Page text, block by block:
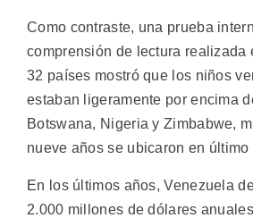
Como contraste, una prueba
comprensión de lectura realizada
32 países mostró que los niños
estaban ligeramente por encima
Botswana, Nigeria y Zimbabwe,
nueve años se ubicaron en último
En los últimos años, Venezuela
2.000 millones de dólares